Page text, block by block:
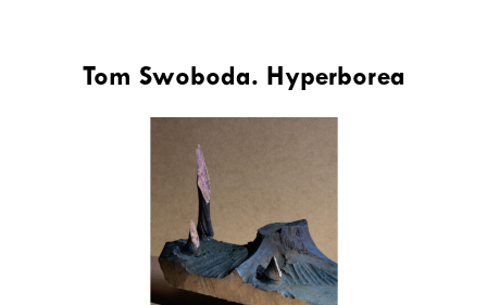
Tom Swoboda. Hyperborea